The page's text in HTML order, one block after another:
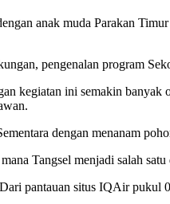
anak muda Parakan Timur
pengenalan program
kegiatan ini semakin
dengan menanam
Tangsel menjadi salah
pantauan situs IQAir